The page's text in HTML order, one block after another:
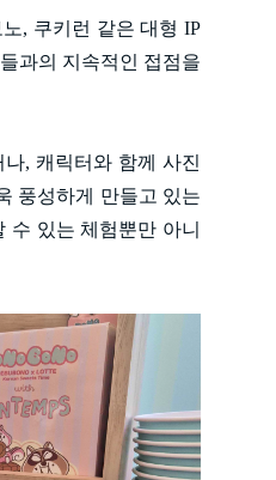
, 쿠키런 같은 대형 IP
과의 지속적인 접점을
, 캐릭터와 함께 사진
풍성하게 만들고 있는
있는 체험뿐만 아니